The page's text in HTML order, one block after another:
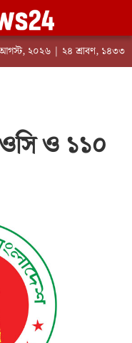
২০২৬ | ২৪ শ্রাবণ, ১৪৩৩
ও ১১০